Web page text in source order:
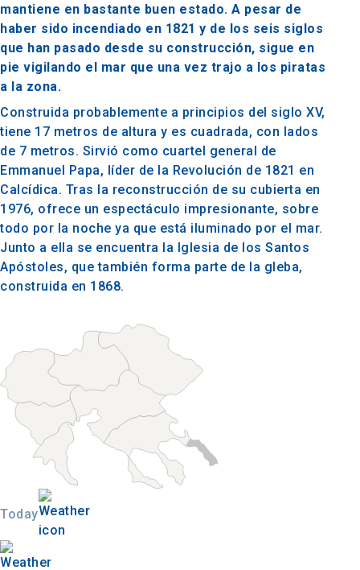
mantiene en bastante buen estado. A pesar de
haber sido incendiado en 1821 y de los seis siglos
que han pasado desde su construcción, sigue en
pie vigilando el mar que una vez trajo a los piratas
a la zona.
Construida probablemente a principios del siglo XV,
tiene 17 metros de altura y es cuadrada, con lados
de 7 metros. Sirvió como cuartel general de
Emmanuel Papa, líder de la Revolución de 1821 en
Calcídica. Tras la reconstrucción de su cubierta en
1976, ofrece un espectáculo impresionante, sobre
todo por la noche ya que está iluminado por el mar.
Junto a ella se encuentra la Iglesia de los Santos
Apóstoles, que también forma parte de la gleba,
construida en 1868.
Today